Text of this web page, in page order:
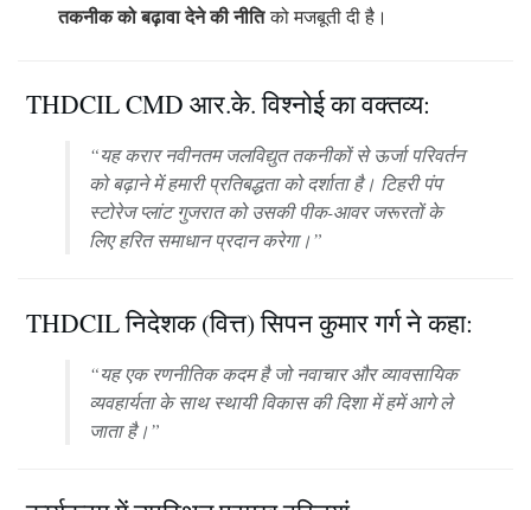
तकनीक को बढ़ावा देने की नीतिको मजबूती दी है।
THDCIL CMD आर.के. विश्नोई का वक्तव्य:
“यह करार नवीनतम जलविद्युत तकनीकों से ऊर्जा परिवर्तन
को बढ़ाने में हमारी प्रतिबद्धता को दर्शाता है। टिहरी पंप
स्टोरेज प्लांट गुजरात को उसकी पीक-आवर जरूरतों के
लिए हरित समाधान प्रदान करेगा।”
THDCIL निदेशक (वित्त) सिपन कुमार गर्ग ने कहा:
“यह एक रणनीतिक कदम है जो नवाचार और व्यावसायिक
व्यवहार्यता के साथ स्थायी विकास की दिशा में हमें आगे ले
जाता है।”